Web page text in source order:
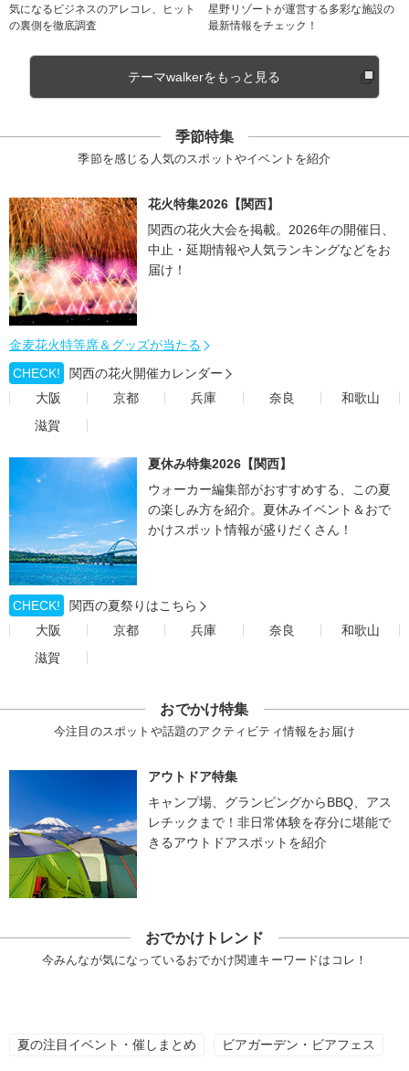
気になるビジネスのアレコレ、ヒット
の裏側を徹底調査
星野リゾートが運営する多彩な施設の
最新情報をチェック！
テーマwalkerをもっと見る
季節特集
季節を感じる人気のスポットやイベントを紹介
花火特集2026【関西】
関西の花火大会を掲載。2026年の開催日、
中止・延期情報や人気ランキングなどをお
届け！
金麦花火特等席＆グッズが当たる
CHECK!
関西の花火開催カレンダー
大阪
京都 兵庫 奈良
和歌山
滋賀
夏休み特集2026【関西】
ウォーカー編集部がおすすめする、この夏
の楽しみ方を紹介。夏休みイベント＆おで
かけスポット情報が盛りだくさん！
CHECK!
関西の夏祭りはこちら
大阪
京都 兵庫 奈良
和歌山
滋賀
おでかけ特集
今注目のスポットや話題のアクティビティ情報をお届け
アウトドア特集
キャンプ場、グランピングからBBQ、アス
レチックまで！非日常体験を存分に堪能で
きるアウトドアスポットを紹介
おでかけトレンド
今みんなが気になっているおでかけ関連キーワードはコレ！
夏の注目イベント・催しまとめ ビアガーデン・ビアフェス